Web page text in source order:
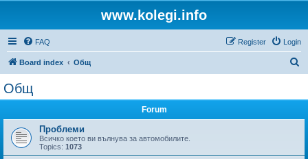
www.kolegi.info
FAQ Login
Register
Board index Общ
Общ
Forum
Проблеми
Всичко което ви вълнува за автомобилите.
Topics: 1073